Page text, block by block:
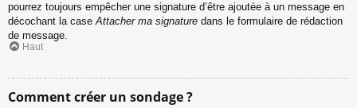
pourrez toujours empêcher une signature d’être ajoutée à un message en
décochant la caseAttacher ma signature dans le formulaire de rédaction
de message.
Haut
Comment créer un sondage ?